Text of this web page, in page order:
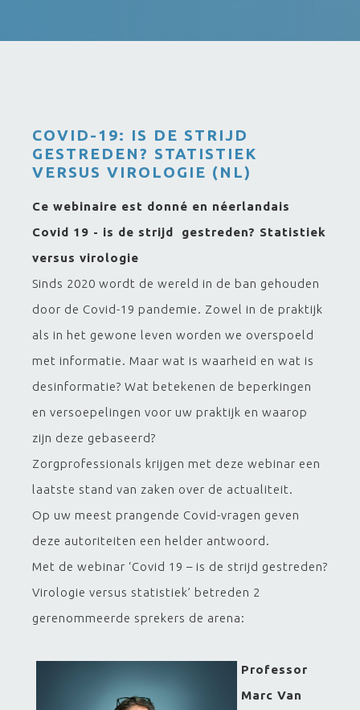
COVID-19: IS DE STRIJD
GESTREDEN? STATISTIEK
VERSUS VIROLOGIE (NL)
Ce webinaire est donné en néerlandais
Covid 19 - is de strijd gestreden? Statistiek
versus virologie
Sinds 2020 wordt de wereld in de ban gehouden
door de Covid-19 pandemie. Zowel in de praktijk
als in het gewone leven worden we overspoeld
met informatie. Maar wat is waarheid en wat is
desinformatie? Wat betekenen de beperkingen
en versoepelingen voor uw praktijk en waarop
zijn deze gebaseerd?
Zorgprofessionals krijgen met deze webinar een
laatste stand van zaken over de actualiteit.
Op uw meest prangende Covid-vragen geven
deze autoriteiten een helder antwoord.
Met de webinar ‘Covid 19 – is de strijd gestreden?
Virologie versus statistiek’ betreden 2
gerenommeerde sprekers de arena:
Professor
Marc Van